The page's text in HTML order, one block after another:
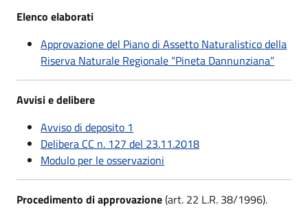
Elenco elaborati
Approvazione del Piano di Assetto Naturalistico della
Riserva Naturale Regionale “Pineta Dannunziana”
Avvisi e delibere
Avviso di deposito 1
Delibera CC n. 127 del 23.11.2018
Modulo per le osservazioni
Procedimento di approvazione(art. 22 L.R. 38/1996).